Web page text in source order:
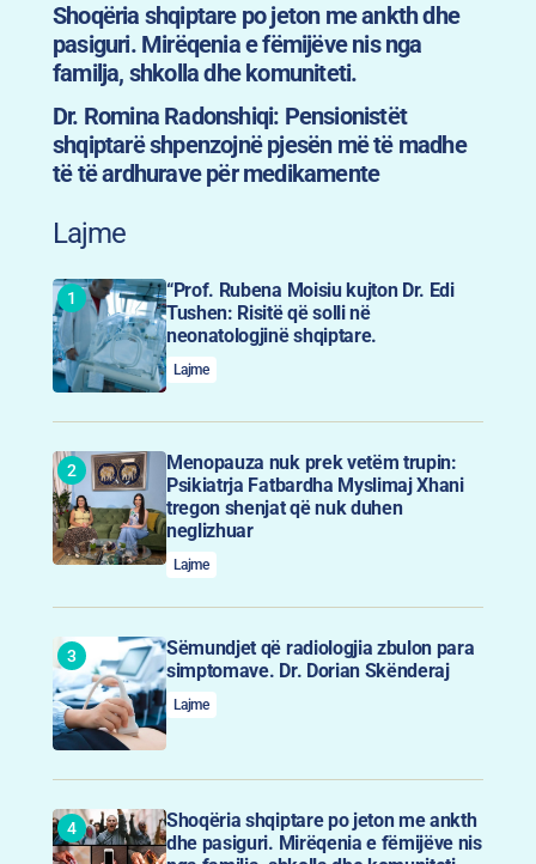
Shoqëria shqiptare po jeton me ankth dhe
pasiguri. Mirëqenia e fëmijëve nis nga
familja, shkolla dhe komuniteti.
Dr. Romina Radonshiqi: Pensionistët
shqiptarë shpenzojnë pjesën më të madhe
të të ardhurave për medikamente
Lajme
“Prof. Rubena Moisiu kujton Dr. Edi
Tushen: Risitë që solli në
neonatologjinë shqiptare.
Lajme
Menopauza nuk prek vetëm trupin:
Psikiatrja Fatbardha Myslimaj Xhani
tregon shenjat që nuk duhen
neglizhuar
Lajme
Sëmundjet që radiologjia zbulon para
simptomave. Dr. Dorian Skënderaj
Lajme
Shoqëria shqiptare po jeton me ankth
dhe pasiguri. Mirëqenia e fëmijëve nis